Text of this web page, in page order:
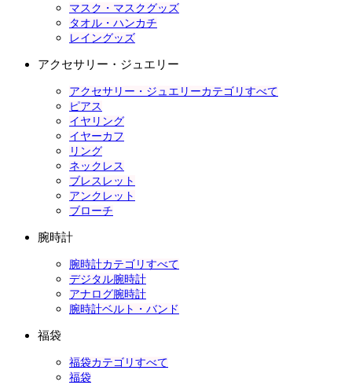
マスク・マスクグッズ
タオル・ハンカチ
レイングッズ
アクセサリー・ジュエリー
アクセサリー・ジュエリーカテゴリすべて
ピアス
イヤリング
イヤーカフ
リング
ネックレス
ブレスレット
アンクレット
ブローチ
腕時計
腕時計カテゴリすべて
デジタル腕時計
アナログ腕時計
腕時計ベルト・バンド
福袋
福袋カテゴリすべて
福袋